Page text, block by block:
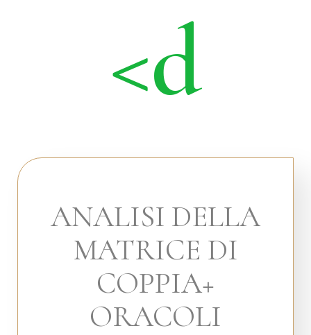
<d
ANALISI DELLA
MATRICE DI
COPPIA+
ORACOLI